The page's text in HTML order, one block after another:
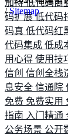
加持低代码商
码扩展低代码
码真 低代码红
代码集成 低成
用心得 使用技
信创 信创全栈
息安全 信通院
免费 免费实用
指南 入门精通
公务场景 公开
/Sitemap